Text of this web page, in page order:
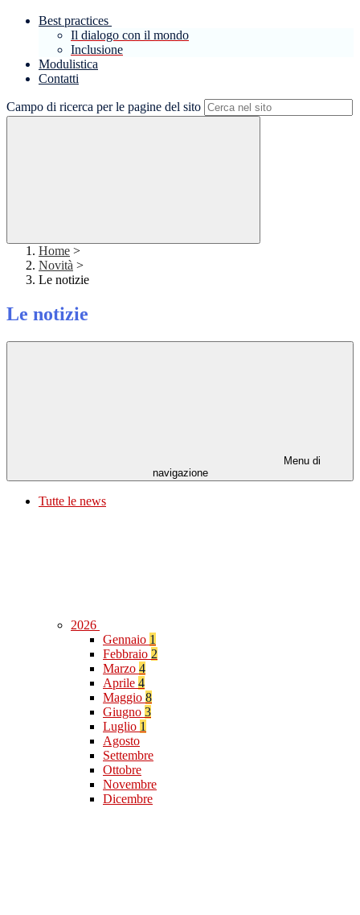
Best practices
Il dialogo con il mondo
Inclusione
Modulistica
Contatti
Campo di ricerca per le pagine del sito
Home >
Novità >
Le notizie
Le notizie
Menu di
navigazione
Tutte le news
2026
Gennaio 1
Febbraio 2
Marzo 4
Aprile 4
Maggio 8
Giugno 3
Luglio 1
Agosto
Settembre
Ottobre
Novembre
Dicembre